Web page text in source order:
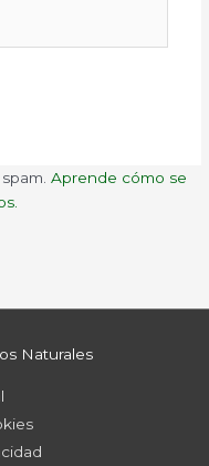
spam.Aprende cómo se
Naturales